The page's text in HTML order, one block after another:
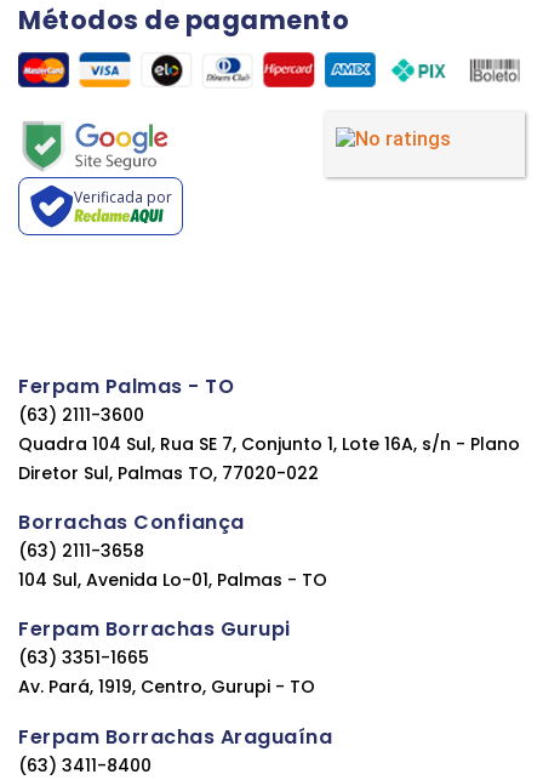
Métodos de pagamento
Verificada por
Ferpam Palmas - TO
(63) 2111-3600
Quadra 104 Sul, Rua SE 7, Conjunto 1, Lote 16A, s/n - Plano
Diretor Sul, Palmas TO, 77020-022
Borrachas Confiança
(63) 2111-3658
104 Sul, Avenida Lo-01, Palmas - TO
Ferpam Borrachas Gurupi
(63) 3351-1665
Av. Pará, 1919, Centro, Gurupi - TO
Ferpam Borrachas Araguaína
(63) 3411-8400